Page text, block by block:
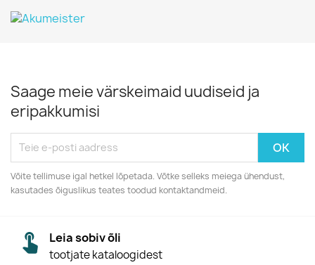
Saage meie värskeimaid uudiseid ja
eripakkumisi
Võite tellimuse igal hetkel lõpetada. Võtke selleks meiega ühendust,
kasutades õiguslikus teates toodud kontaktandmeid.
Leia sobiv õli
tootjate kataloogidest